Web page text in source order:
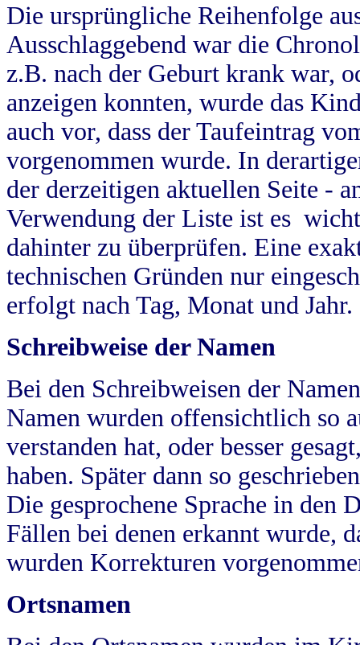
Die ursprüngliche Reihenfolge
Ausschlaggebend war die
z.B. nach der Geburt krank war,
anzeigen konnten, wurde das
auch vor, dass der Taufeintrag
vorgenommen wurde. In
der derzeitigen aktuellen Seite -
Verwendung der Liste ist es
dahinter zu überprüfen. Eine
technischen Gründen nur
erfolgt nach Tag, Monat und Jahr.
Schreibweise der Namen
Bei den Schreibweisen der
Namen wurden offensichtlich so
verstanden hat, oder besser
haben. Später dann so
Die gesprochene Sprache in
Fällen bei denen erkannt wurde,
wurden Korrekturen
Ortsnamen